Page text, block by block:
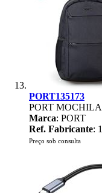
PORT135173
PORT
Marca: PORT
Ref. Fabricante:
Preço sob consulta